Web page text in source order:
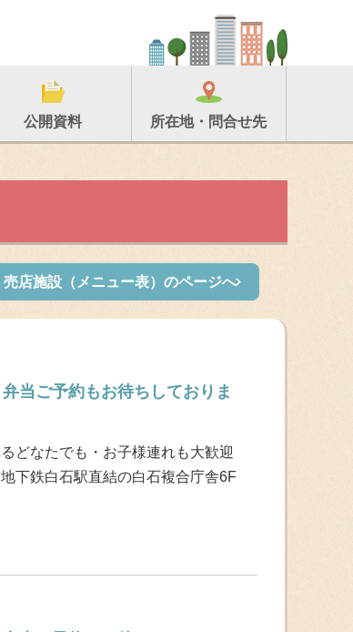
公開資料 所在地・問合せ先
売店施設（メニュー表）のページへ
当ご予約もお待ちしておりま
どなたでも・お子様連れも大歓迎
下鉄白石駅直結の白石複合庁舎6F